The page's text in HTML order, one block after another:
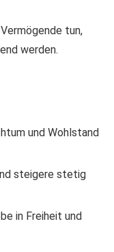
tun,
werden.
und Wohlstand
steigere stetig
in Freiheit und